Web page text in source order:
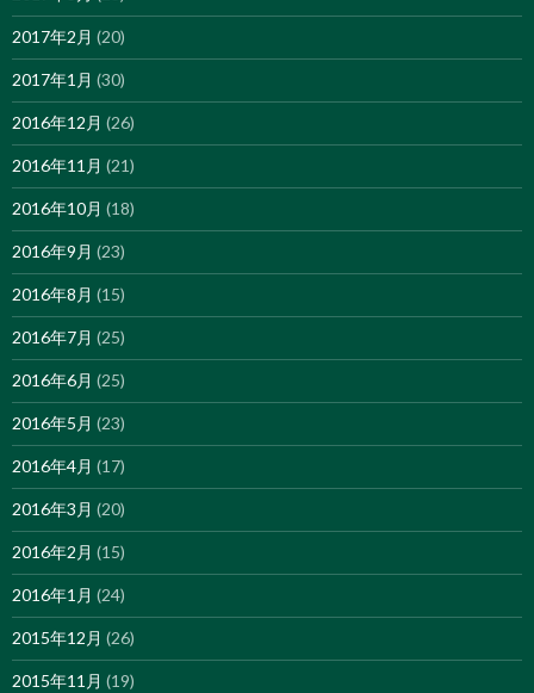
2017年2月 (20)
2017年1月 (30)
2016年12月 (26)
2016年11月 (21)
2016年10月 (18)
2016年9月 (23)
2016年8月 (15)
2016年7月 (25)
2016年6月 (25)
2016年5月 (23)
2016年4月 (17)
2016年3月 (20)
2016年2月 (15)
2016年1月 (24)
2015年12月 (26)
2015年11月 (19)